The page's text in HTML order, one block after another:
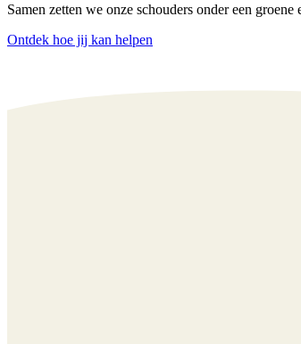
Samen zetten we onze schouders onder een
Ontdek hoe jij kan helpen